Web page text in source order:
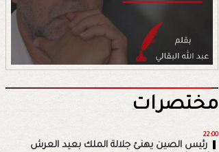
مختصرات
22:00
رئيس الصين يهنئ جلالة الملك بعيد العرش